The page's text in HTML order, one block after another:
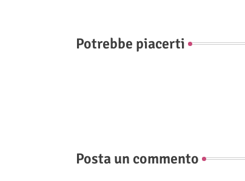
Potrebbe piacerti
Posta un commento